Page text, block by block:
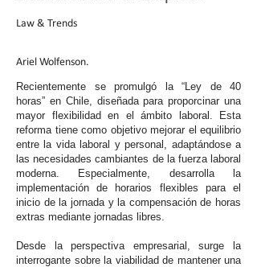
Law & Trends
Ariel Wolfenson.
Recientemente se promulgó la “Ley de 40
horas” en Chile, diseñada para proporcinar una
mayor flexibilidad en el ámbito laboral. Esta
reforma tiene como objetivo mejorar el equilibrio
entre la vida laboral y personal, adaptándose a
las necesidades cambiantes de la fuerza laboral
moderna. Especialmente, desarrolla la
implementación de horarios flexibles para el
inicio de la jornada y la compensación de horas
extras mediante jornadas libres.
Desde la perspectiva empresarial, surge la
interrogante sobre la viabilidad de mantener una